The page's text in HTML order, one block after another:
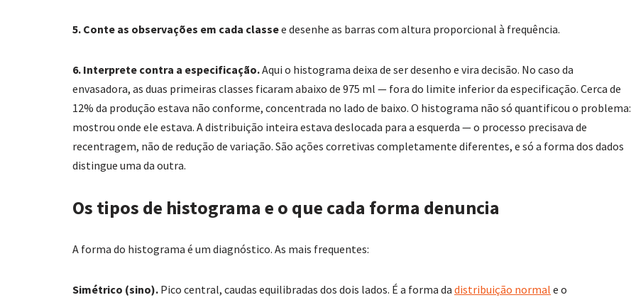
5. Conte as observações em cada classee desenhe as barras com altura proporcional à frequência.
6. Interprete contra a especificação.Aqui o histograma deixa de ser desenho e vira decisão. No caso da
envasadora, as duas primeiras classes ficaram abaixo de 975 ml — fora do limite inferior da especificação. Cerca de
12% da produção estava não conforme, concentrada no lado de baixo. O histograma não só quantificou o problema:
mostrou onde ele estava. A distribuição inteira estava deslocada para a esquerda — o processo precisava de
recentragem, não de redução de variação. São ações corretivas completamente diferentes, e só a forma dos dados
distingue uma da outra.
Os tipos de histograma e o que cada forma denuncia
A forma do histograma é um diagnóstico. As mais frequentes:
Simétrico (sino). Pico central, caudas equilibradas dos dois lados. É a forma da distribuição normal e o